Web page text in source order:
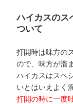
ハイカスのス
ついて
打開時は味方の
ので、味方が溜
ハイカスはスペ
いとはいえよく
打開の時に一度